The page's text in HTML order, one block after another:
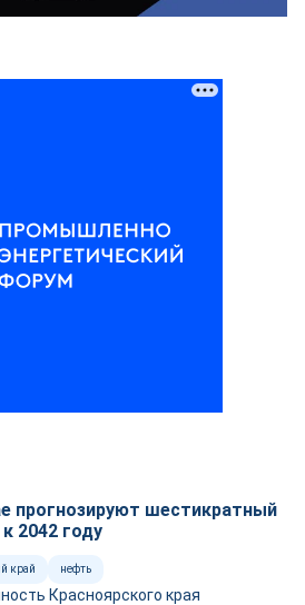
прогнозируют шестикратный
2042 году
край нефть
Красноярского края